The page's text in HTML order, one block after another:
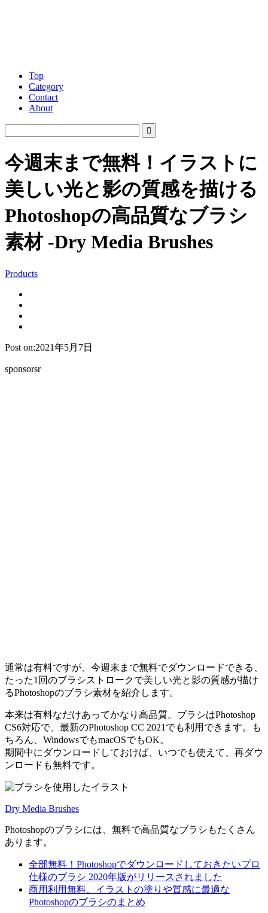
Top
Category
Contact
About
今週末まで無料！イラストに
美しい光と影の質感を描ける
Photoshopの高品質なブラシ
素材 -Dry Media Brushes
Products
Post on:2021年5月7日
sponsorsr
通常は有料ですが、今週末まで無料でダウンロードできる、
たった1回のブラシストロークで美しい光と影の質感が描け
るPhotoshopのブラシ素材を紹介します。
本来は有料なだけあってかなり高品質。ブラシはPhotoshop
CS6対応で、最新のPhotoshop CC 2021でも利用できます。も
ちろん、WindowsでもmacOSでもOK。
期間中にダウンロードしておけば、いつでも使えて、再ダウ
ンロードも無料です。
Dry Media Brushes
Photoshopのブラシには、無料で高品質なブラシもたくさん
あります。
全部無料！Photoshopでダウンロードしておきたいプロ
仕様のブラシ 2020年版がリリースされました
商用利用無料、イラストの塗りや質感に最適な
Photoshopのブラシのまとめ